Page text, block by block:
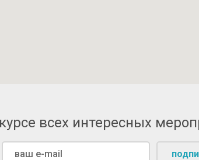
всех интересных